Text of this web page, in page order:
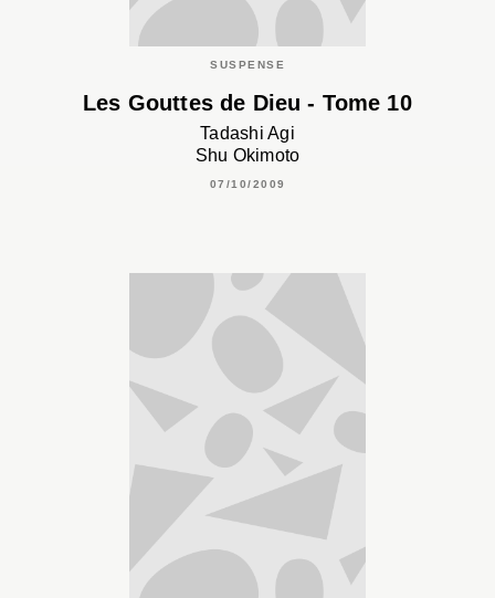
SUSPENSE
Les Gouttes de Dieu - Tome 10
Tadashi Agi
Shu Okimoto
07/10/2009